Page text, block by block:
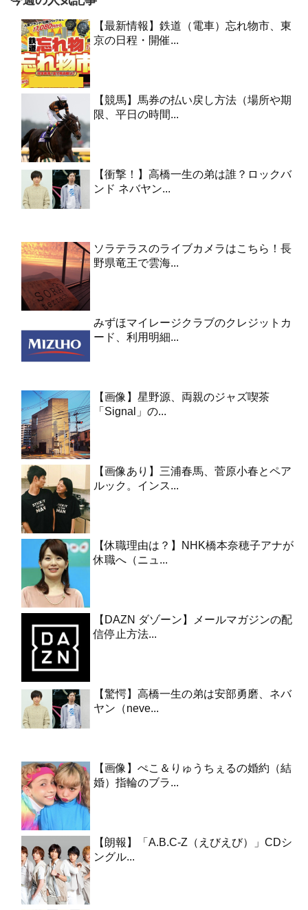
【最新情報】鉄道（電車）忘れ物市、東
京の日程・開催...
【競馬】馬券の払い戻し方法（場所や期
限、平日の時間...
【衝撃！】高橋一生の弟は誰？ロックバ
ンド ネバヤン...
ソラテラスのライブカメラはこちら！長
野県竜王で雲海...
みずほマイレージクラブのクレジットカ
ード、利用明細...
【画像】星野源、両親のジャズ喫茶
「Signal」の...
【画像あり】三浦春馬、菅原小春とペア
ルック。インス...
【休職理由は？】NHK橋本奈穂子アナが
休職へ（ニュ...
【DAZN ダゾーン】メールマガジンの配
信停止方法...
【驚愕】高橋一生の弟は安部勇磨、ネバ
ヤン（neve...
【画像】ぺこ＆りゅうちぇるの婚約（結
婚）指輪のブラ...
【朗報】「A.B.C-Z（えびえび）」CDシ
ングル...